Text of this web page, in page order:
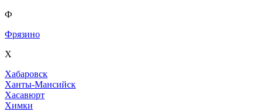
Ф
Фрязино
Х
Хабаровск
Ханты-Мансийск
Хасавюрт
Химки